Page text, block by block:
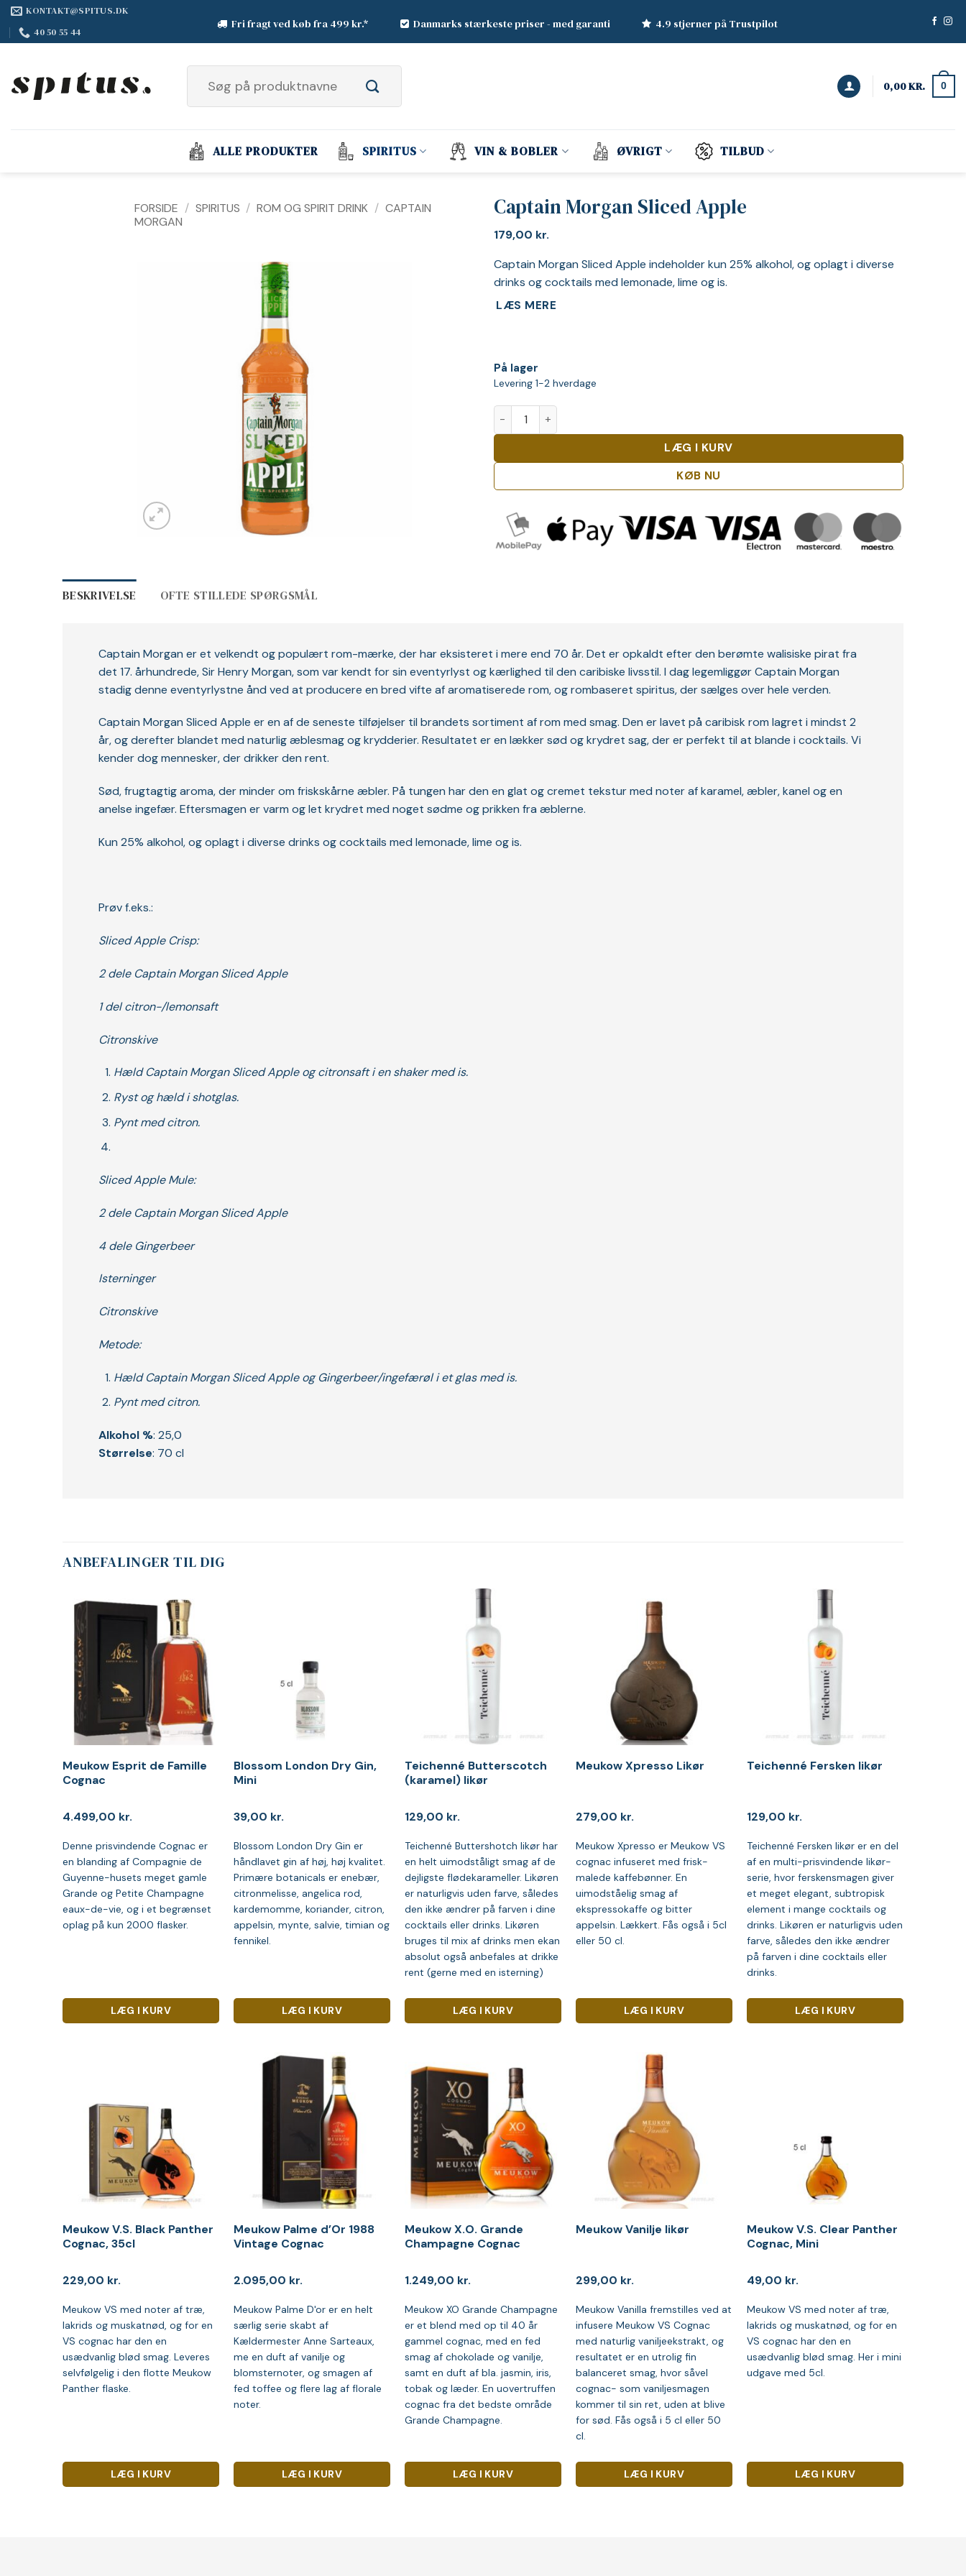
Fortsæt
indhold
KONTAKT@SPITUS.DK
40 50 55 44
Fri fragt ved køb fra 499 kr.* Danmarks stærkeste priser - med garanti 4.9 stjerner på Trustpilot
efter:
0,00KR. 0
ALLE PRODUKTER SPIRITUS VIN & BOBLER ØVRIGT TILBUD
FORSIDE / SPIRITUS / ROM OG SPIRIT DRINK / CAPTAIN
MORGAN
Captain Morgan Sliced Apple
179,00 kr.
Captain Morgan Sliced Apple indeholder kun 25% alkohol, og oplagt i diverse
drinks og cocktails med lemonade, lime og is.
LÆS MERE
På lager
Levering 1-2 hverdage
Captain Morgan Sliced Apple antal
LÆG I KURV
KØB NU
BESKRIVELSE OFTE STILLEDE SPØRGSMÅL
Captain Morgan er et velkendt og populært rom-mærke, der har eksisteret i mere end 70 år. Det er opkaldt efter den berømte walisiske pirat fra
det 17. århundrede, Sir Henry Morgan, som var kendt for sin eventyrlyst og kærlighed til den caribiske livsstil. I dag legemliggør Captain Morgan
stadig denne eventyrlystne ånd ved at producere en bred vifte af aromatiserede rom, og rombaseret spiritus, der sælges over hele verden.
Captain Morgan Sliced Apple er en af de seneste tilføjelser til brandets sortiment af rom med smag. Den er lavet på caribisk rom lagret i mindst 2
år, og derefter blandet med naturlig æblesmag og krydderier. Resultatet er en lækker sød og krydret sag, der er perfekt til at blande i cocktails. Vi
kender dog mennesker, der drikker den rent.
Sød, frugtagtig aroma, der minder om friskskårne æbler. På tungen har den en glat og cremet tekstur med noter af karamel, æbler, kanel og en
anelse ingefær. Eftersmagen er varm og let krydret med noget sødme og prikken fra æblerne.
Kun 25% alkohol, og oplagt i diverse drinks og cocktails med lemonade, lime og is.
Prøv f.eks.:
Sliced Apple Crisp:
2 dele Captain Morgan Sliced Apple
1 del citron-/lemonsaft
Citronskive
Hæld Captain Morgan Sliced Apple og citronsaft i en shaker med is.
Ryst og hæld i shotglas.
Pynt med citron.
Sliced Apple Mule:
2 dele Captain Morgan Sliced Apple
4 dele Gingerbeer
Isterninger
Citronskive
Metode:
Hæld Captain Morgan Sliced Apple og Gingerbeer/ingefærøl i et glas med is.
Pynt med citron.
Alkohol %: 25,0
Størrelse: 70 cl
ANBEFALINGER TIL DIG
Meukow Esprit de Famille
Cognac
4.499,00 kr.
Denne prisvindende Cognac er
en blanding af Compagnie de
Guyenne-husets meget gamle
Grande og Petite Champagne
eaux-de-vie, og i et begrænset
oplag på kun 2000 flasker.
LÆG I KURV
Blossom London Dry Gin,
Mini
39,00 kr.
Blossom London Dry Gin er
håndlavet gin af høj, høj kvalitet.
Primære botanicals er enebær,
citronmelisse, angelica rod,
kardemomme, koriander, citron,
appelsin, mynte, salvie, timian og
fennikel.
LÆG I KURV
Teichenné Butterscotch
(karamel) likør
129,00 kr.
Teichenné Buttershotch likør har
en helt uimodståligt smag af de
dejligste flødekarameller. Likøren
er naturligvis uden farve, således
den ikke ændrer på farven i dine
cocktails eller drinks. Likøren
bruges til mix af drinks men ekan
absolut også anbefales at drikke
rent (gerne med en isterning)
LÆG I KURV
Meukow Xpresso Likør
279,00 kr.
Meukow Xpresso er Meukow VS
cognac infuseret med frisk-
malede kaffebønner. En
uimodståelig smag af
ekspressokaffe og bitter
appelsin. Lækkert. Fås også i 5cl
eller 50 cl.
LÆG I KURV
Teichenné Fersken likør
129,00 kr.
Teichenné Fersken likør er en del
af en multi-prisvindende likør-
serie, hvor ferskensmagen giver
et meget elegant, subtropisk
element i mange cocktails og
drinks. Likøren er naturligvis uden
farve, således den ikke ændrer
på farven i dine cocktails eller
drinks.
LÆG I KURV
Meukow V.S. Black Panther
Cognac, 35cl
229,00 kr.
Meukow VS med noter af træ,
lakrids og muskatnød, og for en
VS cognac har den en
usædvanlig blød smag. Leveres
selvfølgelig i den flotte Meukow
Panther flaske.
LÆG I KURV
Meukow Palme d’Or 1988
Vintage Cognac
2.095,00 kr.
Meukow Palme D'or er en helt
særlig serie skabt af
Kældermester Anne Sarteaux,
me en duft af vanilje og
blomsternoter, og smagen af
fed toffee og flere lag af florale
noter.
LÆG I KURV
Meukow X.O. Grande
Champagne Cognac
1.249,00 kr.
Meukow XO Grande Champagne
er et blend med op til 40 år
gammel cognac, med en fed
smag af chokolade og vanilje,
samt en duft af bla. jasmin, iris,
tobak og læder. En uovertruffen
cognac fra det bedste område
Grande Champagne.
LÆG I KURV
Meukow Vanilje likør
299,00 kr.
Meukow Vanilla fremstilles ved at
infusere Meukow VS Cognac
med naturlig vaniljeekstrakt, og
resultatet er en utrolig fin
balanceret smag, hvor såvel
cognac- som vaniljesmagen
kommer til sin ret, uden at blive
for sød. Fås også i 5 cl eller 50
cl.
LÆG I KURV
Meukow V.S. Clear Panther
Cognac, Mini
49,00 kr.
Meukow VS med noter af træ,
lakrids og muskatnød, og for en
VS cognac har den en
usædvanlig blød smag. Her i mini
udgave med 5cl.
LÆG I KURV